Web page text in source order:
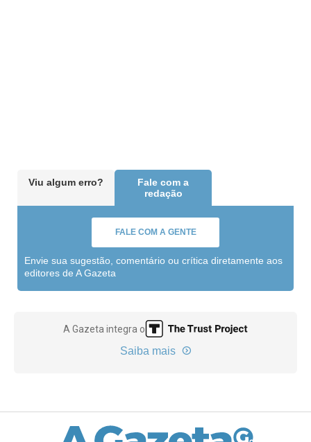
Viu algum erro?
Fale com a
redação
FALE COM A GENTE
Envie sua sugestão, comentário ou crítica diretamente aos
editores de A Gazeta
A Gazeta integra o
Saiba mais